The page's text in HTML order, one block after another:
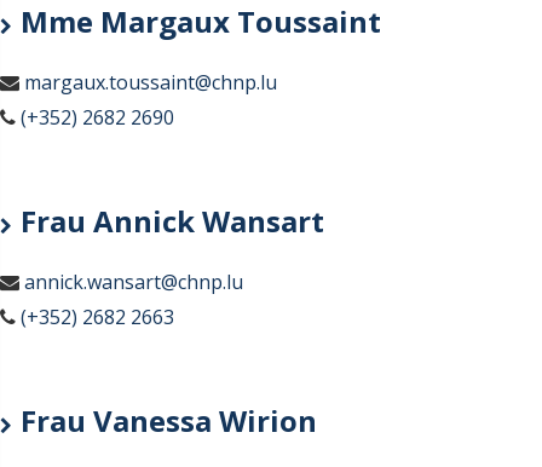
Mme Margaux Toussaint
margaux.toussaint@chnp.lu
(+352) 2682 2690
Frau Annick Wansart
annick.wansart@chnp.lu
(+352) 2682 2663
Frau Vanessa Wirion